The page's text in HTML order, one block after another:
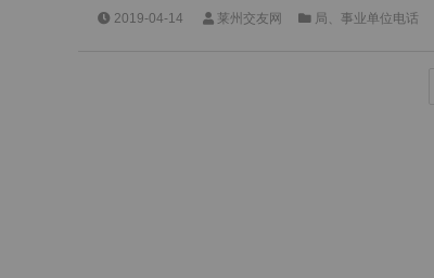
2019-04-14 莱州交友网 局、事业单位电话